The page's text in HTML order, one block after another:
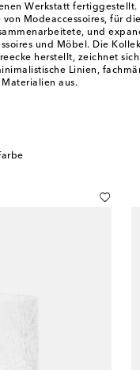
Werkstatt
von Modeaccessoires, für
und
und Möbel. Die
herstellt, zeichnet
Linien,
aus.